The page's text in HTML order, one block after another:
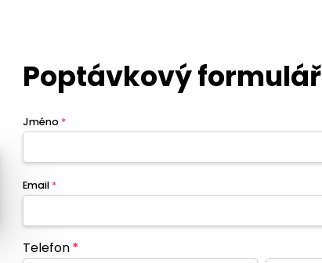
Poptávkový formulář
Jméno *
Email *
Telefon*